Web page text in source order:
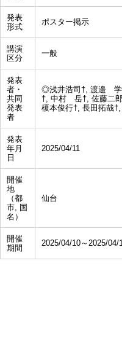
発表
形式
ポスター掲示
講演
区分
一般
発表
者・
共同
発表
者
◎浅井浩司†, 渡邉 学
†, 中村 岳†, 佐藤二
榎本俊行†, 長田拓哉
発表
年月
日
2025/04/11
開催
地
（都
市, 国
名）
仙台
開催
期間
2025/04/10～2025/04/